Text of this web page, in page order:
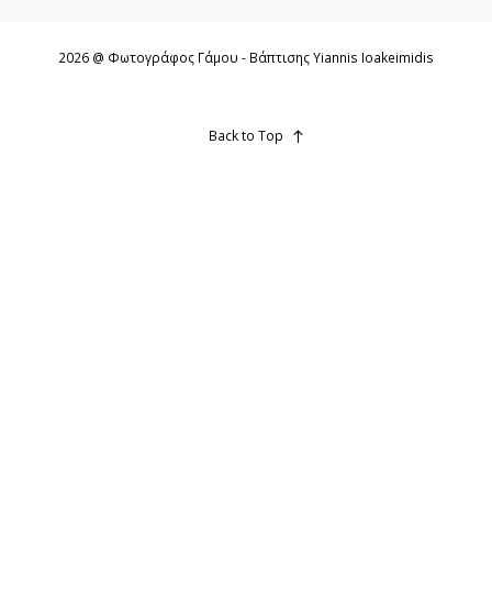
2026 @ Φωτογράφος Γάμου - Βάπτισης Yiannis Ioakeimidis
Back to Top